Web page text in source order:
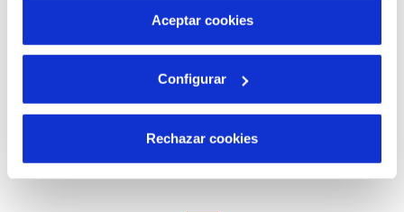
más información en nuestraPolítica de Cookies
Aceptar cookies
Configurar
Rechazar cookies
Hidraqua recibe una ayuda de 14.500 euros
de la Unión Europea para la adquisición de 5
vehículos eléctricos